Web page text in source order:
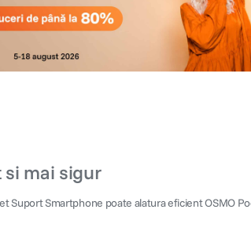
si mai sigur
Suport Smartphone poate alatura eficient OSMO